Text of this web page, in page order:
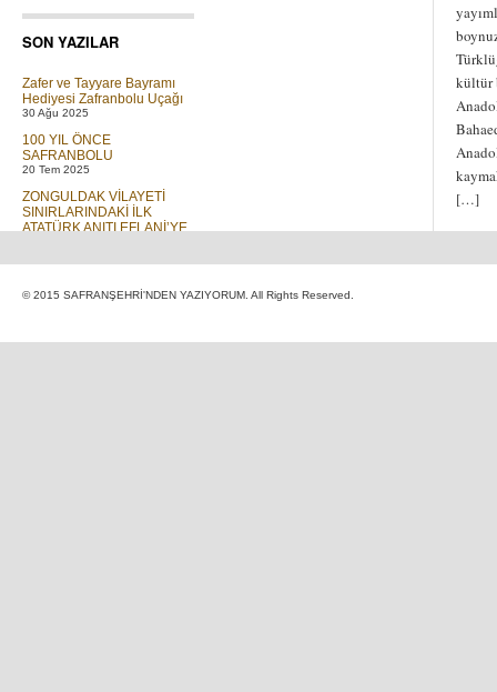
SON YAZILAR
Zafer ve Tayyare Bayramı
Hediyesi Zafranbolu Uçağı
30 Ağu 2025
100 YIL ÖNCE
SAFRANBOLU
20 Tem 2025
ZONGULDAK VİLAYETİ
SINIRLARINDAKİ İLK
ATATÜRK ANITI EFLANİ’YE
30 Mar 2019
kültür
[…]
© 2015 SAFRANŞEHRİ'NDEN YAZIYORUM. All Rights Reserved.